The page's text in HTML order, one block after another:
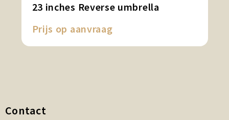
23 inches Reverse umbrella
Prijs op aanvraag
Contact